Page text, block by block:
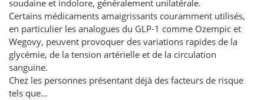
soudaine et indolore, généralement unilatérale.
Certains médicaments amaigrissants couramment utilisés,
en particulier les analogues du GLP-1 comme Ozempic et
Wegovy, peuvent provoquer des variations rapides de la
glycémie, de la tension artérielle et de la circulation
sanguine.
Chez les personnes présentant déjà des facteurs de risque
tels que…